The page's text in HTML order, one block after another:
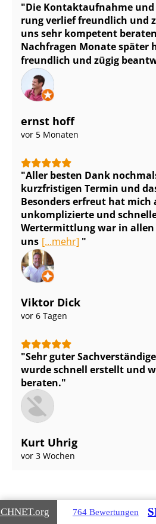
Die Kontaktaufnahme
rung verlief freundlich und
uns sehr kompetent
Nachfragen Monate später
freundlich und zügig
ernst hoff
vor 5 Monaten
Aller besten Dank
kurzfristigen Termin und
Besonders erfreut hat mich
unkomplizierte und
Wertermittlung war in
uns [...mehr]
Viktor Dick
vor 6 Tagen
Sehr guter
wurde schnell erstellt und
beraten.
Kurt Uhrig
vor 3 Wochen
.org 764 Bewertungen